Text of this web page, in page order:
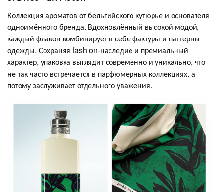
Коллекция ароматов от бельгийского кутюрье и основателя
одноимённого бренда. Вдохновлённый высокой модой,
каждый флакон комбинирует в себе фактуры и паттерны
одежды. Сохраняя fashion-наследие и премиальный
характер, упаковка выглядит современно и уникально, что
не так часто встречается в парфюмерных коллекциях, а
потому заслуживает отдельного уважения.